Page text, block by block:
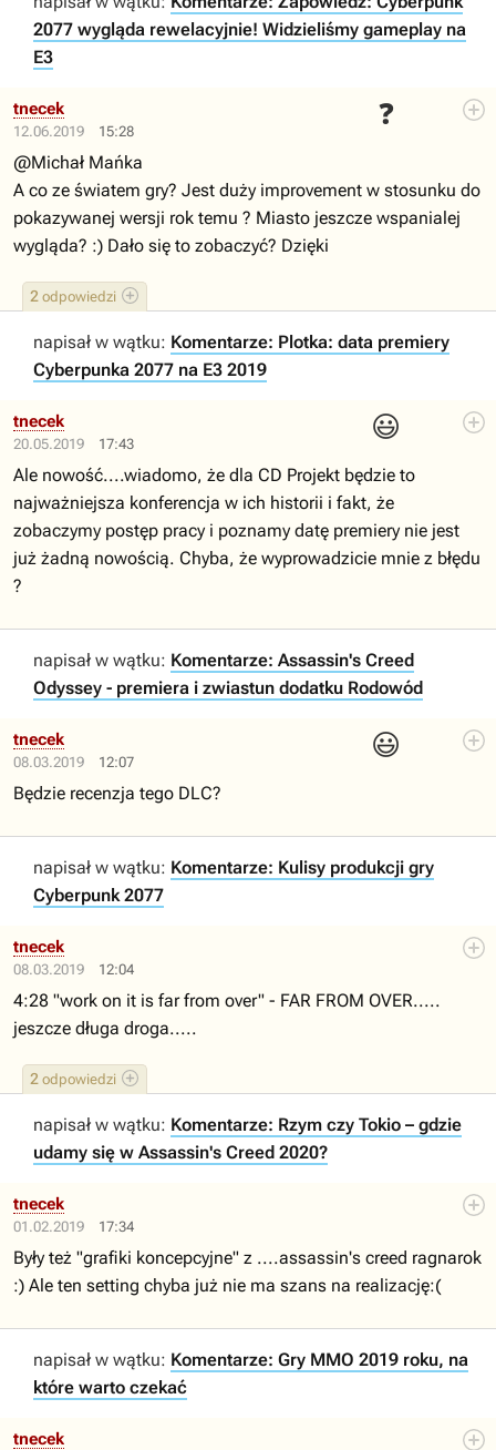
2077 wygląda rewelacyjnie! Widzieliśmy gameplay na
E3
12.06.2019 15:28
❓
2 odpowiedzi
tnecek
@Michał Mańka
A co ze światem gry? Jest duży improvement w stosunku do
pokazywanej wersji rok temu ? Miasto jeszcze wspanialej
wygląda? :) Dało się to zobaczyć? Dzięki
napisał w wątku: Komentarze: Plotka: data premiery
Cyberpunka 2077 na E3 2019
20.05.2019 17:43
😃
tnecek
Ale nowość....wiadomo, że dla CD Projekt będzie to
najważniejsza konferencja w ich historii i fakt, że
zobaczymy postęp pracy i poznamy datę premiery nie jest
już żadną nowością. Chyba, że wyprowadzicie mnie z błędu
?
napisał w wątku: Komentarze: Assassin's Creed
Odyssey - premiera i zwiastun dodatku Rodowód
08.03.2019 12:07
😃
tnecek
Będzie recenzja tego DLC?
napisał w wątku: Komentarze: Kulisy produkcji gry
Cyberpunk 2077
08.03.2019 12:04
2 odpowiedzi
tnecek
4:28 "work on it is far from over" - FAR FROM OVER.....
jeszcze długa droga.....
napisał w wątku: Komentarze: Rzym czy Tokio – gdzie
udamy się w Assassin's Creed 2020?
01.02.2019 17:34
tnecek
Były też "grafiki koncepcyjne" z ....assassin's creed ragnarok
:) Ale ten setting chyba już nie ma szans na realizację:(
napisał w wątku: Komentarze: Gry MMO 2019 roku, na
które warto czekać
tnecek